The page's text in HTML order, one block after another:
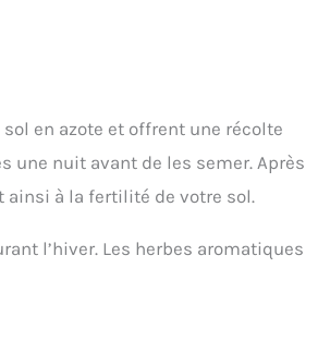
en azote et offrent une récolte
une nuit avant de les semer. Après
à la fertilité de votre sol.
l’hiver. Les herbes aromatiques